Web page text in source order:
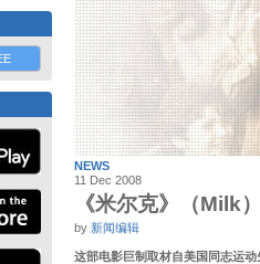
NEWS
11 Dec 2008
《米尔克》（Milk
by 新闻编辑
这部电影巨制取材自美国同志运